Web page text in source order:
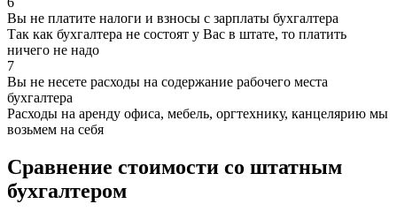
Вы не платите налоги и взносы с зарплаты бухгалтера
Так как бухгалтера не состоят у Вас в штате, то платить
ничего не надо
7
Вы не несете расходы на содержание рабочего места
бухгалтера
Расходы на аренду офиса, мебель, оргтехнику, канцелярию мы
возьмем на себя
Сравнение стоимости со штатным
бухгалтером